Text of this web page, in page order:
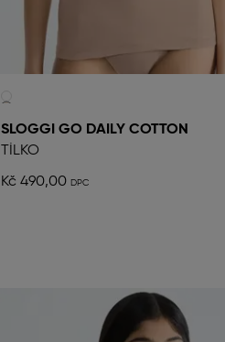
SLOGGI GO DAILY COTTON
TÍLKO
Kč 490,00